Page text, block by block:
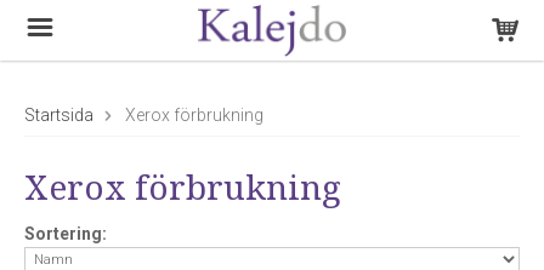
Startsida Xerox förbrukning
Xerox förbrukning
Sortering: